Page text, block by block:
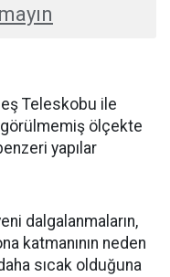
Teleskobu ile
ölçekte
yapılar
dalgalanmaların,
katmanının neden
sıcak olduğuna